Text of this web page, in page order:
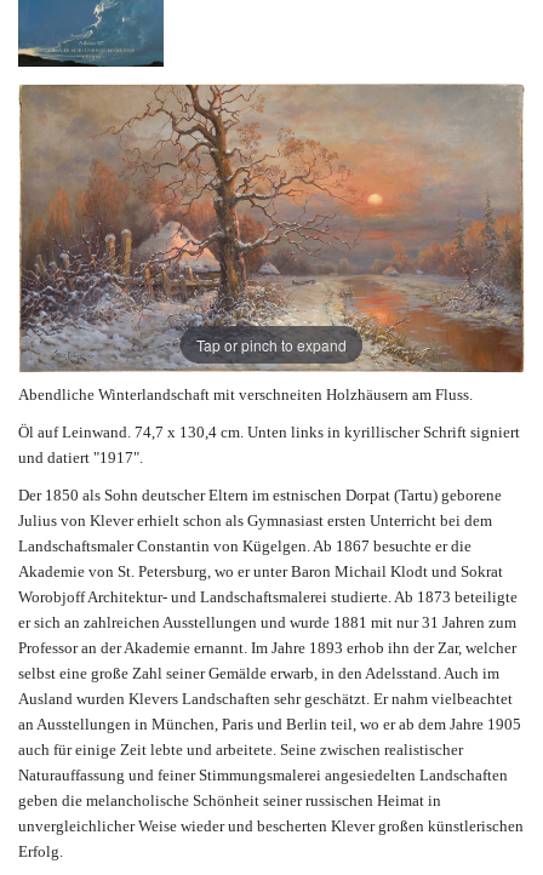
Tap or pinch to expand
Abendliche Winterlandschaft mit verschneiten Holzhäusern am Fluss.
Öl auf Leinwand. 74,7 x 130,4 cm. Unten links in kyrillischer Schrift signiert
und datiert "1917".
Der 1850 als Sohn deutscher Eltern im estnischen Dorpat (Tartu) geborene
Julius von Klever erhielt schon als Gymnasiast ersten Unterricht bei dem
Landschaftsmaler Constantin von Kügelgen. Ab 1867 besuchte er die
Akademie von St. Petersburg, wo er unter Baron Michail Klodt und Sokrat
Worobjoff Architektur- und Landschaftsmalerei studierte. Ab 1873 beteiligte
er sich an zahlreichen Ausstellungen und wurde 1881 mit nur 31 Jahren zum
Professor an der Akademie ernannt. Im Jahre 1893 erhob ihn der Zar, welcher
selbst eine große Zahl seiner Gemälde erwarb, in den Adelsstand. Auch im
Ausland wurden Klevers Landschaften sehr geschätzt. Er nahm vielbeachtet
an Ausstellungen in München, Paris und Berlin teil, wo er ab dem Jahre 1905
auch für einige Zeit lebte und arbeitete. Seine zwischen realistischer
Naturauffassung und feiner Stimmungsmalerei angesiedelten Landschaften
geben die melancholische Schönheit seiner russischen Heimat in
unvergleichlicher Weise wieder und bescherten Klever großen künstlerischen
Erfolg.